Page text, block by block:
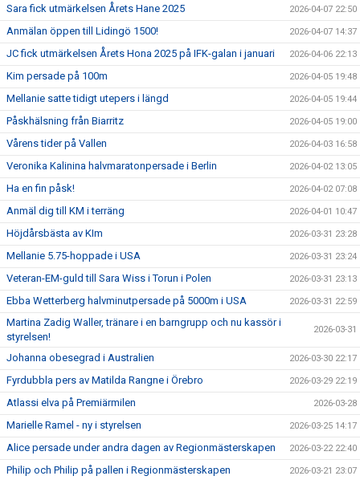
Sara fick utmärkelsen Årets Hane 2025 2026-04-07 22:50
Anmälan öppen till Lidingö 1500! 2026-04-07 14:37
JC fick utmärkelsen Årets Hona 2025 på IFK-galan i januari 2026-04-06 22:13
Kim persade på 100m 2026-04-05 19:48
Mellanie satte tidigt utepers i längd 2026-04-05 19:44
Påskhälsning från Biarritz 2026-04-05 19:00
Vårens tider på Vallen 2026-04-03 16:58
Veronika Kalinina halvmaratonpersade i Berlin 2026-04-02 13:05
Ha en fin påsk! 2026-04-02 07:08
Anmäl dig till KM i terräng 2026-04-01 10:47
Höjdårsbästa av KIm 2026-03-31 23:28
Mellanie 5.75-hoppade i USA 2026-03-31 23:24
Veteran-EM-guld till Sara Wiss i Torun i Polen 2026-03-31 23:13
Ebba Wetterberg halvminutpersade på 5000m i USA 2026-03-31 22:59
Martina Zadig Waller, tränare i en barngrupp och nu kassör i
styrelsen!
2026-03-31
Johanna obesegrad i Australien 2026-03-30 22:17
Fyrdubbla pers av Matilda Rangne i Örebro 2026-03-29 22:19
Atlassi elva på Premiärmilen 2026-03-28
Marielle Ramel - ny i styrelsen 2026-03-25 14:17
Alice persade under andra dagen av Regionmästerskapen 2026-03-22 22:40
Philip och Philip på pallen i Regionmästerskapen 2026-03-21 23:07